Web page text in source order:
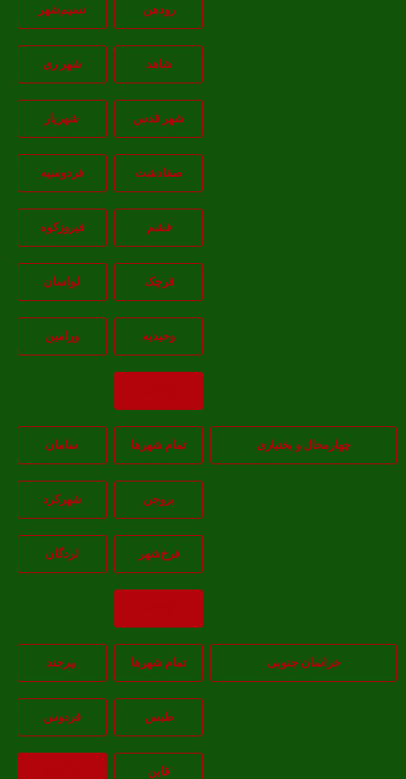
رودهن نسيم‌شهر
شاهد شهر ری
شهر قدس شهریار
صفادشت فردوسیه
فشم فیروزکوه
قرچک لواسان
وحیدیه ورامین
چهارمحال و بختیاری تمام شهر‌ها سامان
بروجن شهرکرد
فرخ‌شهر لردگان
خراسان جنوبی تمام شهر‌ها بيرجند
طبس فردوس
قاين